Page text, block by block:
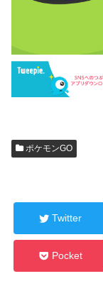
ポケモンGO
Twitter
Pocket